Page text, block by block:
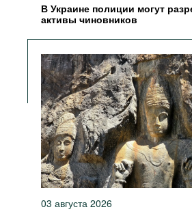
В Украине полиции могут
активы чиновников
03 августа 2026